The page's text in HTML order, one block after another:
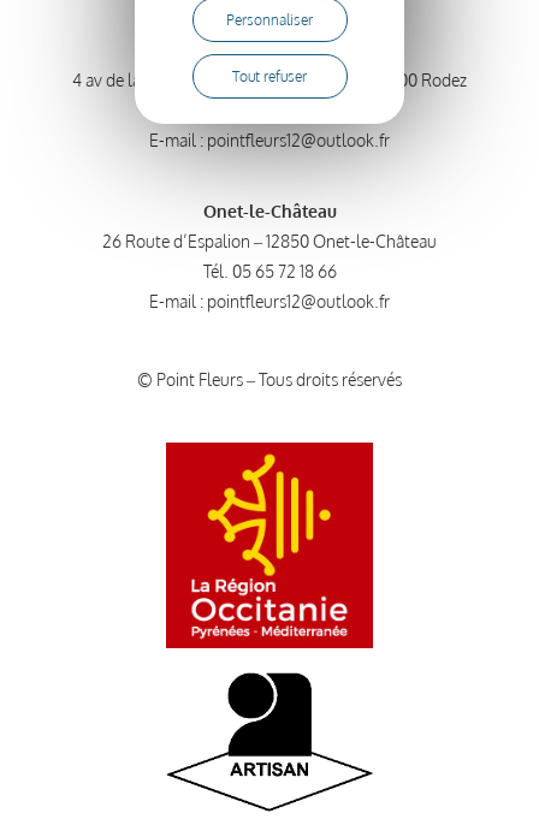
Personnaliser
Tout refuser
Rodez
4 av de la Gineste – Carrefour Saint Eloi – 12000 Rodez
E-mail : pointfleurs12@outlook.fr
Onet-le-Château
26 Route d’Espalion – 12850 Onet-le-Château
Tél. 05 65 72 18 66
E-mail : pointfleurs12@outlook.fr
© Point Fleurs – Tous droits réservés